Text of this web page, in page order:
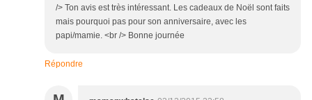
/> Ton avis est très intéressant. Les cadeaux de Noël sont faits
mais pourquoi pas pour son anniversaire, avec les
papi/mamie. <br /> Bonne journée
Répondre